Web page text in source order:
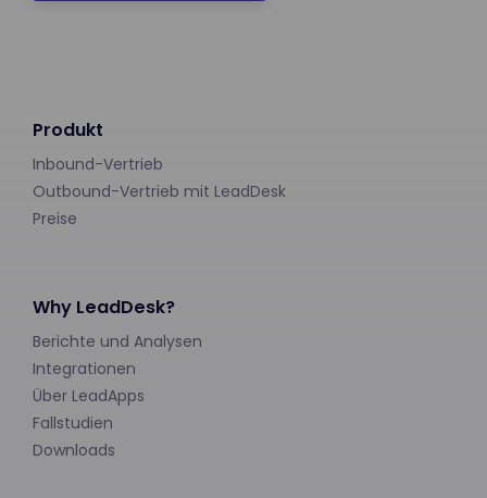
Produkt
Inbound-Vertrieb
Outbound-Vertrieb mit LeadDesk
Preise
Why LeadDesk?
Berichte und Analysen
Integrationen
Über LeadApps
Fallstudien
Downloads